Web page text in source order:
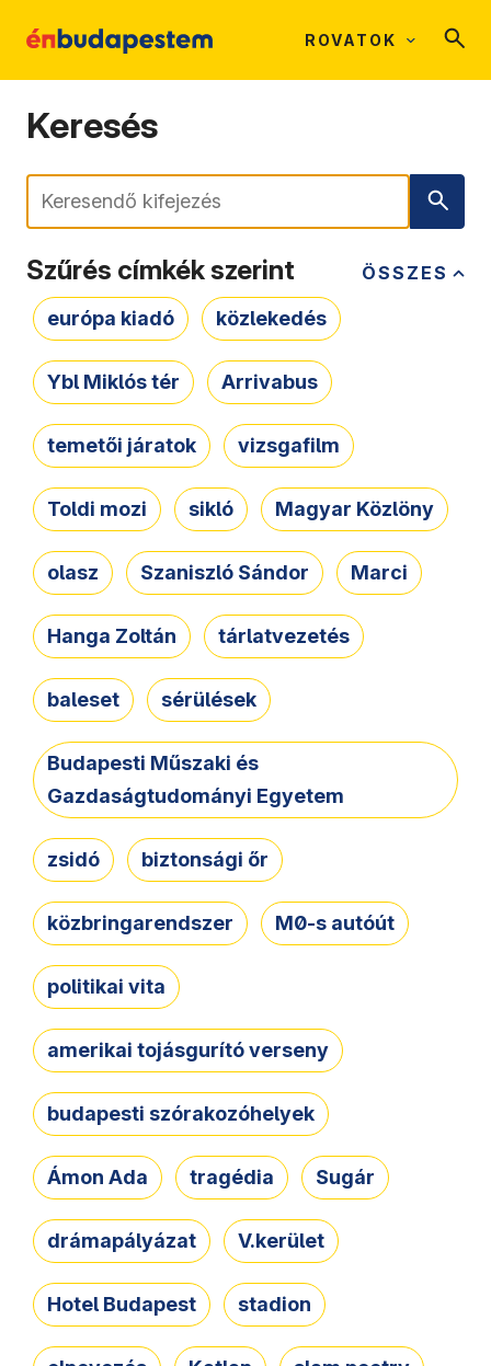
ROVATOK
Keresés
Keresés
ÖSSZES
Szűrés címkék szerint
európa kiadó közlekedés
Ybl Miklós tér Arrivabus
temetői járatok vizsgafilm
Toldi mozi sikló Magyar Közlöny
olasz Szaniszló Sándor Marci
Hanga Zoltán tárlatvezetés
baleset sérülések
Budapesti Műszaki és
Gazdaságtudományi Egyetem
zsidó biztonsági őr
közbringarendszer M0-s autóút
politikai vita
amerikai tojásgurító verseny
budapesti szórakozóhelyek
Ámon Ada tragédia Sugár
drámapályázat V.kerület
Hotel Budapest stadion